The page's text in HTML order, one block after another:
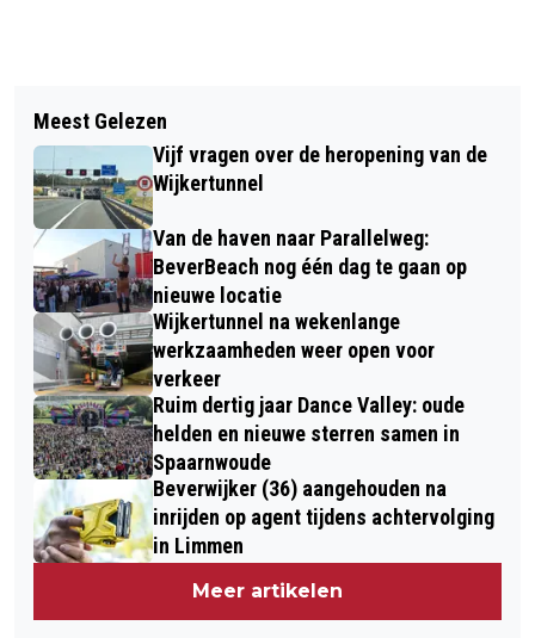
KONINKLIJKE ONDERSCHEIDING VOOR
CEES HAZENBERG BIJ AFSCHEID
MUSEUM KENNEMERLAND
NOVA COLLEGE BIEDT VELE SOLIDE
MBO-OPLEIDINGEN EN DRAAGT BIJ
AAN VITALE WEERBAARHEID
LEERLINGEN
Meest Gelezen
Vijf vragen over de heropening van de
Wijkertunnel
Van de haven naar Parallelweg:
BeverBeach nog één dag te gaan op
nieuwe locatie
Wijkertunnel na wekenlange
werkzaamheden weer open voor
verkeer
Ruim dertig jaar Dance Valley: oude
helden en nieuwe sterren samen in
Spaarnwoude
Beverwijker (36) aangehouden na
inrijden op agent tijdens achtervolging
in Limmen
Meer artikelen